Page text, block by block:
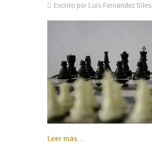
Escrito por Luís Fernández Siles
Leer más...